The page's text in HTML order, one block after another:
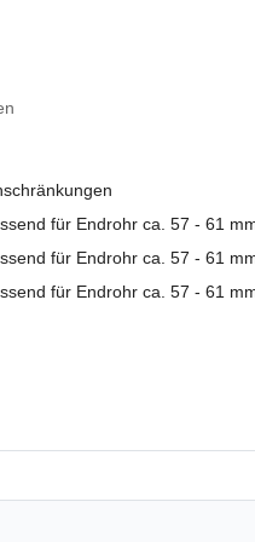
für Endrohr ca. 57 - 61
für Endrohr ca. 57 - 61
für Endrohr ca. 57 - 61